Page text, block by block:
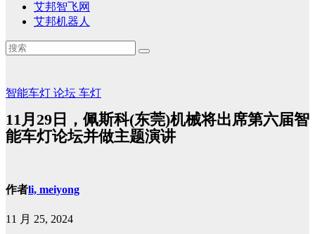
艾邦智飞网
艾邦机器人
智能车灯 论坛 车灯
11月29日，佩斯科(东莞)机械将出席第六届智
能车灯论坛并做主题演讲
作者li, meiyong
11 月 25, 2024